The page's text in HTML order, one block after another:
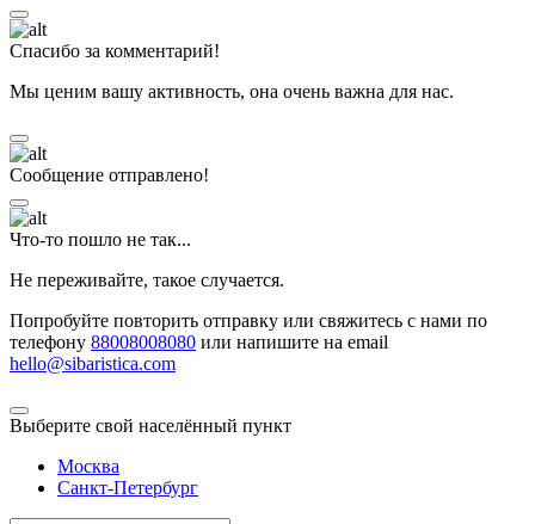
Спасибо за комментарий!
Мы ценим вашу активность, она очень важна для нас.
Сообщение отправлено!
Что-то пошло не так...
Не переживайте, такое случается.
Попробуйте повторить отправку или свяжитесь с нами по
телефону 88008008080 или напишите на email
hello@sibaristica.com
Выберите свой населённый пункт
Москва
Санкт-Петербург